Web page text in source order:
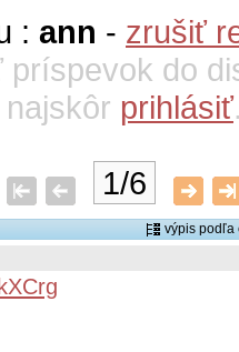
: ann - zrušiť
príspevok do
najskôr prihlásiť
1/6
výpis